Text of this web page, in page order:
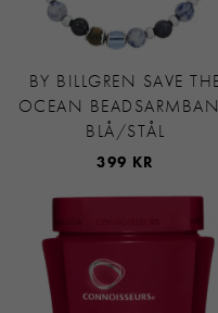
BY BILLGREN SAVE
OCEAN
BLÅ/STÅL
399 KR